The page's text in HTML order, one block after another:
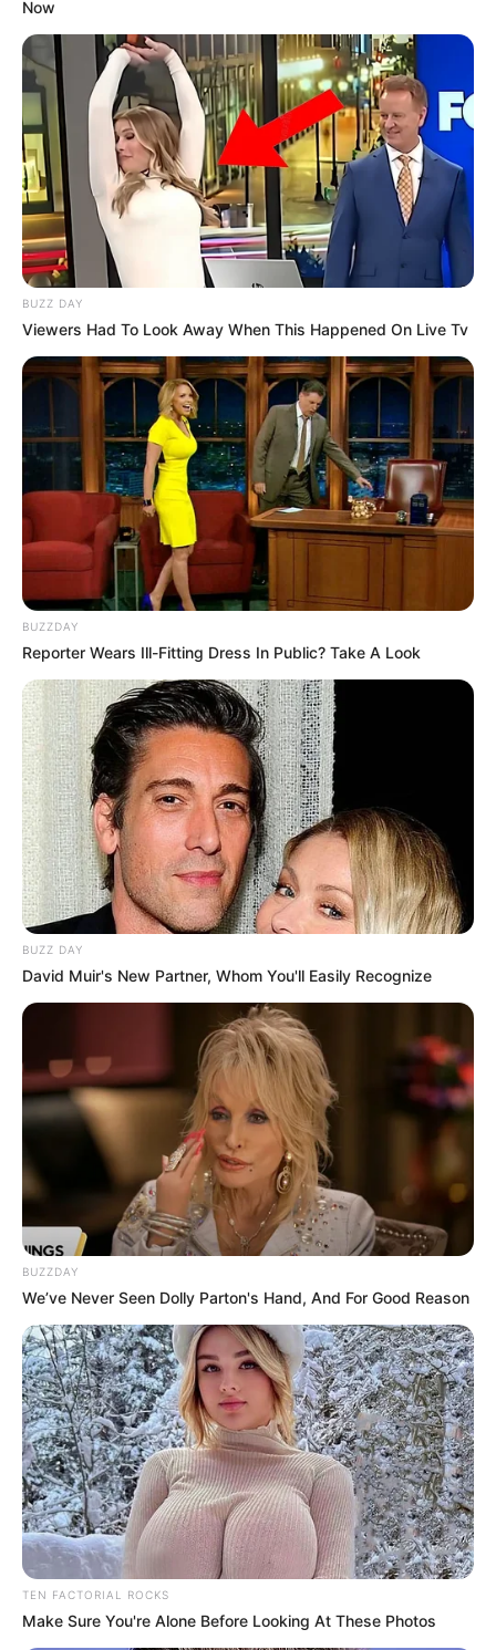
Now
BUZZ DAY
Viewers Had To Look Away When This Happened On Live Tv
BUZZDAY
Reporter Wears Ill-Fitting Dress In Public? Take A Look
BUZZ DAY
David Muir's New Partner, Whom You'll Easily Recognize
BUZZDAY
We’ve Never Seen Dolly Parton's Hand, And For Good Reason
TEN FACTORIAL ROCKS
Make Sure You're Alone Before Looking At These Photos